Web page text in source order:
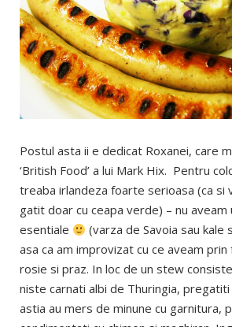
Postul asta ii e dedicat Roxanei, care
‘British Food’ a lui Mark Hix. Pentru
treaba irlandeza foarte serioasa (ca si
gatit doar cu ceapa verde) – nu
esentiale
(varza de Savoia sau kale
asa ca am improvizat cu ce aveam
rosie si praz. In loc de un stew
niste carnati albi de Thuringia,
astia au mers de minune cu garnitura,